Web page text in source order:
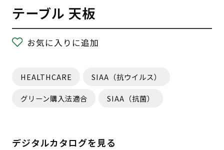
テーブル 天板
お気に入りに追加
HEALTHCARE SIAA（抗ウイルス）
グリーン購入法適合 SIAA（抗菌）
デジタルカタログを見る